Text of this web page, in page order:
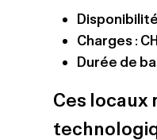
Charges :
Durée de
Ces